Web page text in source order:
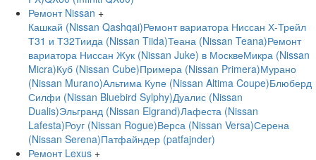
Ремонт Nissan +
Кашкай (Nissan Qashqai)Ремонт вариатора Ниссан Х-Трейл
Т31 и Т32Тиида (Nissan Tiida)Теана (Nissan Teana)Ремонт
вариатора Ниссан Жук (Nissan Juke) в МосквеМикра (Nissan
Micra)Куб (Nissan Cube)Примера (Nissan Primera)Мурано
(Nissan Murano)Альтима Купе (Nissan Altima Coupe)Блюберд
Силфи (Nissan Bluebird Sylphy)Дуалис (Nissan
Dualis)Эльгранд (Nissan Elgrand)Лафеста (Nissan
Lafesta)Роуг (Nissan Rogue)Верса (Nissan Versa)Серена
(Nissan Serena)Патфайндер (patfajnder)
Ремонт Lexus +